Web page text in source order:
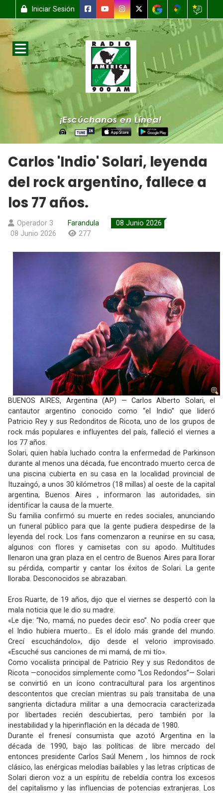
Iniciar Sesión
Carlos 'Indio' Solari, leyenda
del rock argentino, fallece a
los 77 años.
Operador 3 Farandula
08 Junio 2026
08 Junio 2026
277
BUENOS AIRES, Argentina (AP) — Carlos Alberto Solari, el
cantautor argentino conocido como “el Indio” que lideró
Patricio Rey y sus Redonditos de Ricota, uno de los grupos de
rock más populares e influyentes del país, falleció el viernes a
los 77 años.
Solari, quien había luchado contra la enfermedad de Parkinson
durante al menos una década, fue encontrado muerto cerca de
una piscina cubierta en su casa en la localidad provincial de
Ituzaingó, a unos 30 kilómetros (18 millas) al oeste de la capital
argentina, Buenos Aires , informaron las autoridades, sin
identificar la causa de la muerte.
Su familia confirmó su muerte en redes sociales, anunciando
un funeral público para que la gente pudiera despedirse de la
leyenda del rock. Los fans comenzaron a reunirse en su casa,
algunos con flores y camisetas con su apodo. Multitudes
llenaron una gran plaza en el centro de Buenos Aires para llorar
su pérdida, compartir y cantar los éxitos de Solari. La gente
lloraba. Desconocidos se abrazaban.
Eros Ruarte, de 19 años, dijo que el viernes se despertó con la
mala noticia que le dio su madre.
«Le dije: “No, mamá, no puedes decir eso”. No podía creer que
el Indio hubiera muerto… Es el ídolo más grande del mundo.
Crecí escuchándolo», dijo desde el velorio improvisado.
«Escuché sus canciones de mi mamá, de mi tío».
Como vocalista principal de Patricio Rey y sus Redonditos de
Ricota —conocidos simplemente como “Los Redondos”— Solari
se convirtió en un ícono contracultural para los argentinos
descontentos que crecían mientras su país transitaba de una
sangrienta dictadura militar a una democracia caracterizada
por libertades recién descubiertas, pero también por la
inestabilidad y la hiperinflación en la década de 1980.
Durante el frenesí consumista que azotó Argentina en la
década de 1990, bajo las políticas de libre mercado del
entonces presidente Carlos Saúl Menem , los himnos de rock
clásico, las enérgicas melodías bailables y las letras crípticas de
Solari dieron voz a un espíritu de rebeldía contra los excesos
del capitalismo y las influencias de potencias extranjeras. Los